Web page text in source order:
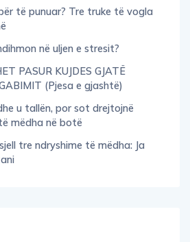
të punuar? Tre truke të vogla
në uljen e stresit?
PASUR KUJDES GJATË
(Pjesa e gjashtë)
u tallën, por sot drejtojnë
mëdha në botë
tre ndryshime të mëdha: Ja